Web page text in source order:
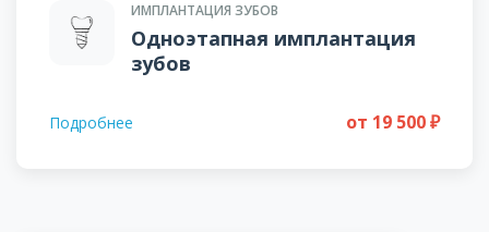
ИМПЛАНТАЦИЯ ЗУБОВ
Одноэтапная имплантация
зубов
Подробнее от 19 500 ₽